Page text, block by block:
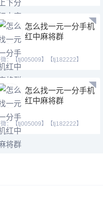
接下载，下好拉你进麻将
怎么找一元一分手机
红中麻将群
微：【tj005009】【tj182222】
怎么找一元一分手机
红中麻将群
微：【tj005009】【tj182222】